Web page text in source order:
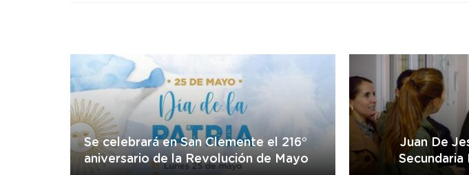
Se celebrará en San Clemente el 216°
aniversario de la Revolución de Mayo
Juan De
Secundaria